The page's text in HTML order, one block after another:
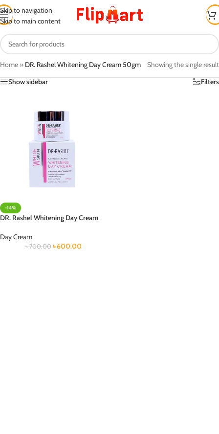
Skip to navigation
Skip to main content
Home » DR. Rashel Whitening Day Cream 50gm
Showing the single result
Show sidebar
Filters
-14%
DR. Rashel Whitening Day Cream
Day Cream
৳700.00 ৳600.00